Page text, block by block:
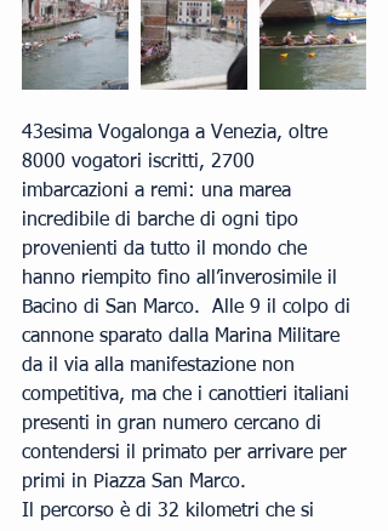
43esima Vogalonga a Venezia, oltre
8000 vogatori iscritti, 2700
imbarcazioni a remi: una marea
incredibile di barche di ogni tipo
provenienti da tutto il mondo che
hanno riempito fino all’inverosimile il
Bacino di San Marco.  Alle 9 il colpo di
cannone sparato dalla Marina Militare
da il via alla manifestazione non
competitiva, ma che i canottieri italiani
presenti in gran numero cercano di
contendersi il primato per arrivare per
primi in Piazza San Marco.
Il percorso è di 32 kilometri che si